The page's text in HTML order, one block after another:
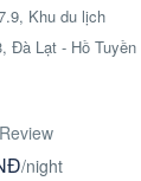
Khu du lịch
Đà Lạt - Hồ Tuyền
/night